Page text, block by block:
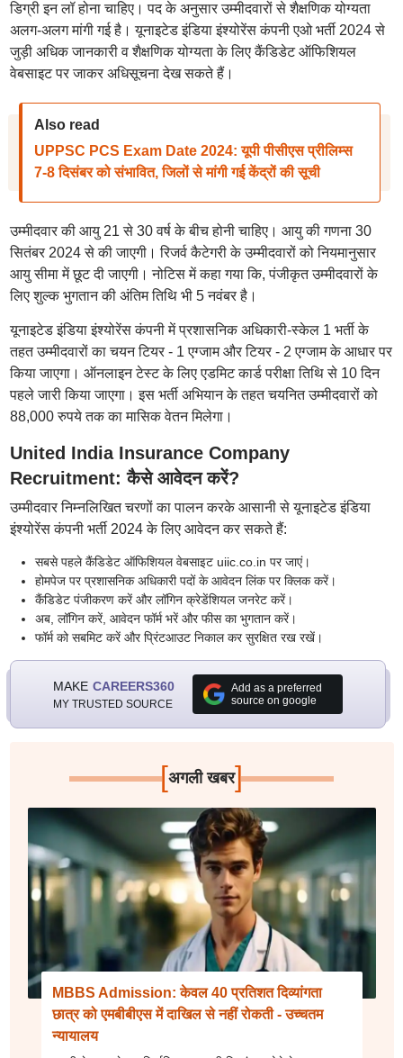
डिग्री इन लॉ होना चाहिए। पद के अनुसार उम्मीदवारों से शैक्षणिक योग्यता
अलग-अलग मांगी गई है। यूनाइटेड इंडिया इंश्योरेंस कंपनी एओ भर्ती 2024 से
जुड़ी अधिक जानकारी व शैक्षणिक योग्यता के लिए कैंडिडेट ऑफिशियल
वेबसाइट पर जाकर अधिसूचना देख सकते हैं।
Also read
UPPSC PCS Exam Date 2024: यूपी पीसीएस प्रीलिम्स
7-8 दिसंबर को संभावित, जिलों से मांगी गई केंद्रों की सूची
उम्मीदवार की आयु 21 से 30 वर्ष के बीच होनी चाहिए। आयु की गणना 30
सितंबर 2024 से की जाएगी। रिजर्व कैटेगरी के उम्मीदवारों को नियमानुसार
आयु सीमा में छूट दी जाएगी। नोटिस में कहा गया कि, पंजीकृत उम्मीदवारों के
लिए शुल्क भुगतान की अंतिम तिथि भी 5 नवंबर है।
यूनाइटेड इंडिया इंश्योरेंस कंपनी में प्रशासनिक अधिकारी-स्केल 1 भर्ती के
तहत उम्मीदवारों का चयन टियर - 1 एग्जाम और टियर - 2 एग्जाम के आधार पर
किया जाएगा। ऑनलाइन टेस्ट के लिए एडमिट कार्ड परीक्षा तिथि से 10 दिन
पहले जारी किया जाएगा। इस भर्ती अभियान के तहत चयनित उम्मीदवारों को
88,000 रुपये तक का मासिक वेतन मिलेगा।
United India Insurance Company
Recruitment: कैसे आवेदन करें?
उम्मीदवार निम्नलिखित चरणों का पालन करके आसानी से यूनाइटेड इंडिया
इंश्योरेंस कंपनी भर्ती 2024 के लिए आवेदन कर सकते हैं:
सबसे पहले कैंडिडेट ऑफिशियल वेबसाइट uiic.co.in पर जाएं।
होमपेज पर प्रशासनिक अधिकारी पदों के आवेदन लिंक पर क्लिक करें।
कैंडिडेट पंजीकरण करें और लॉगिन क्रेडेंशियल जनरेट करें।
अब, लॉगिन करें, आवेदन फॉर्म भरें और फीस का भुगतान करें।
फॉर्म को सबमिट करें और प्रिंटआउट निकाल कर सुरक्षित रख रखें।
MAKE CAREERS360
MY TRUSTED SOURCE
Add as a preferred
source on google
[अगली खबर]
MBBS Admission: केवल 40 प्रतिशत दिव्यांगता
छात्र को एमबीबीएस में दाखिल से नहीं रोकती - उच्चतम
न्यायालय